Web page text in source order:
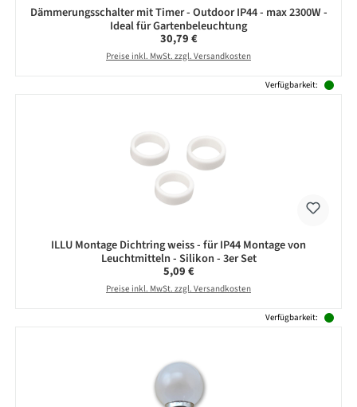
Dämmerungsschalter mit Timer - Outdoor IP44 - max 2300W -
Ideal für Gartenbeleuchtung
Regulärer Preis:
30,79 €
Preise inkl. MwSt. zzgl. Versandkosten
Verfügbarkeit:
ILLU Montage Dichtring weiss - für IP44 Montage von
Leuchtmitteln - Silikon - 3er Set
Regulärer Preis:
5,09 €
Preise inkl. MwSt. zzgl. Versandkosten
Verfügbarkeit: